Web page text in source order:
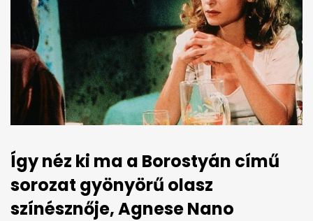
Így néz ki ma a Borostyán című
sorozat gyönyörű olasz
színésznője, Agnese Nano